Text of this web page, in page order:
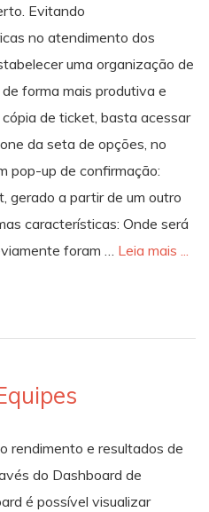
Evitando
no atendimento dos
uma organização de
forma mais produtiva e
de ticket, basta acessar
da seta de opções, no
pop-up de confirmação:
gerado a partir de um outro
características: Onde será
foram … Leia mais ...
rendimento e resultados de
do Dashboard de
é possível visualizar